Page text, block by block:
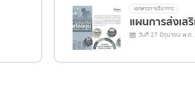
เอกสารทางวิชาการ
แผนการส่งเส
วันที่ 27 มิถุนายน พ.ศ.